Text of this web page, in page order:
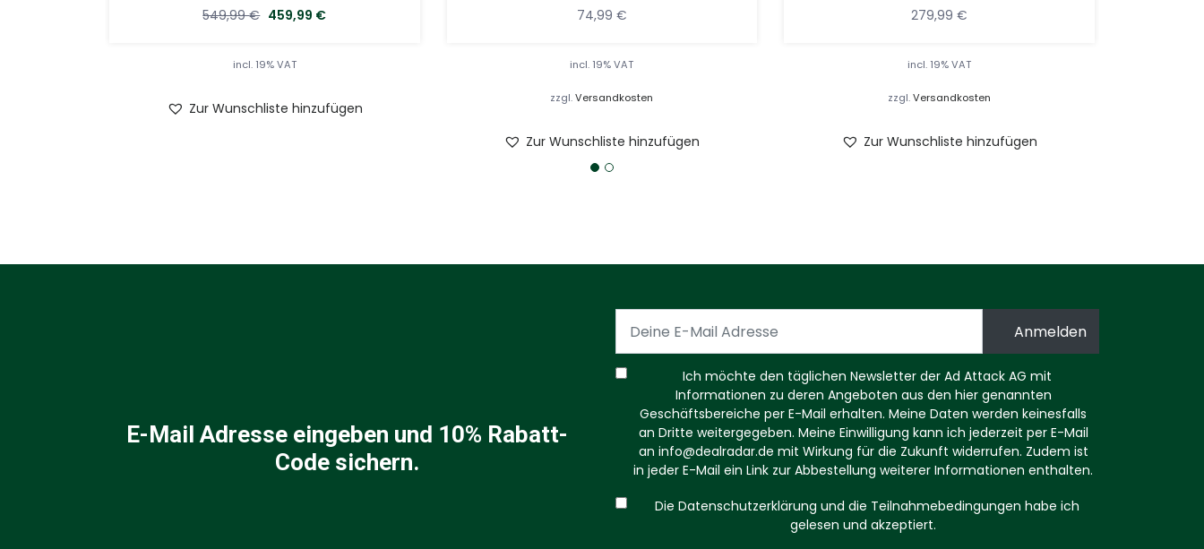
549,99€ 459,99 €
incl. 19% VAT
Zur Wunschliste hinzufügen
74,99 €
incl. 19% VAT
zzgl.Versandkosten
Zur Wunschliste hinzufügen
279,99€
incl. 19% VAT
zzgl.Versandkosten
Zur Wunschliste hinzufügen
E-Mail Adresse eingeben und 10% Rabatt-
Code sichern.
Ich möchte den täglichen Newsletter der Ad Attack AG mit
Informationen zu deren Angeboten aus den hier genannten
Geschäftsbereiche per E-Mail erhalten. Meine Daten werden keinesfalls
an Dritte weitergegeben. Meine Einwilligung kann ich jederzeit per E-Mail
an info@dealradar.de mit Wirkung für die Zukunft widerrufen. Zudem ist
in jeder E-Mail ein Link zur Abbestellung weiterer Informationen enthalten.
Die Datenschutzerklärung und die Teilnahmebedingungen habe ich
gelesen und akzeptiert.